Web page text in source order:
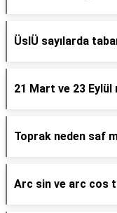
ÜslÜ sayılarda
21 Mart ve 23 Eylül
Toprak neden saf
Arc sin ve arc cos